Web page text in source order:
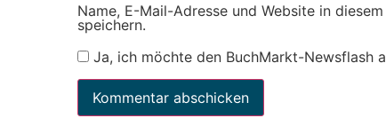
Name, E-Mail-Adresse und Website in
speichern.
Ja, ich möchte den BuchMarkt-Newsflash